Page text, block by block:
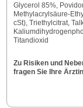
Glycerol 85%,
Methylacrylsäure-
cSt), Triethylcitrat,
Titandioxid
Zu Risiken und
fragen Sie Ihre